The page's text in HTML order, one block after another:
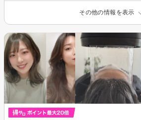
その他の情報を表示